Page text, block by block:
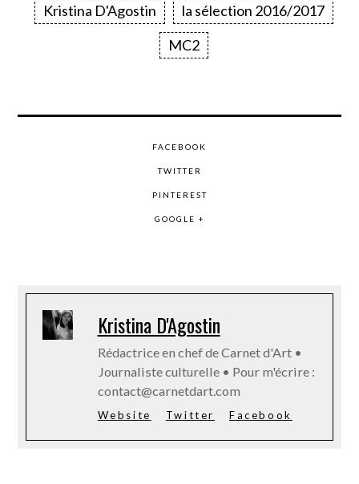
Kristina D'Agostin
la sélection 2016/2017
MC2
FACEBOOK
TWITTER
PINTEREST
GOOGLE +
Kristina D'Agostin
Rédactrice en chef de Carnet d'Art •
Journaliste culturelle • Pour m'écrire :
contact@carnetdart.com
Website Twitter Facebook